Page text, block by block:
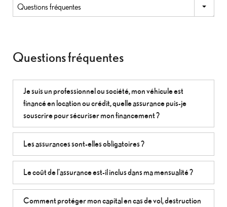
Questions fréquentes
Je suis un professionnel ou société, mon véhicule est
financé en location ou crédit, quelle assurance puis-je
souscrire pour sécuriser mon financement ?
Les assurances sont-elles obligatoires ?
Le coût de l'assurance est-il inclus dans ma mensualité ?
Comment protéger mon capital en cas de vol, destruction